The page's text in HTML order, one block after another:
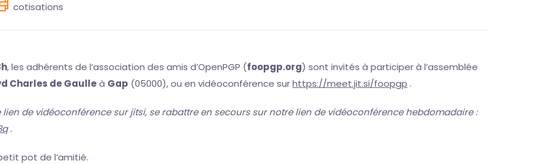
cotisations
, les adhérents de l’association des amis d’OpenPGP (foopgp.org) sont invités à participer à l’assemblée
Charles de Gaulleà Gap (05000), ou en vidéoconférence surhttps://meet.jit.si/foopgp .
de vidéoconférence sur jitsi, se rabattre en secours sur notre lien de vidéoconférence hebdomadaire :
.
pot de l’amitié.